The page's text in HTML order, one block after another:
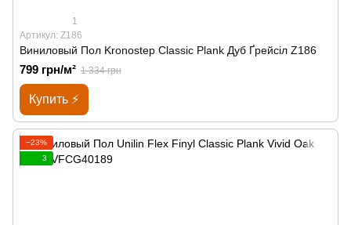
1
Артикул: Z186
Виниловый Пол Kronostep Classic Plank Дуб Ґрейсіл Z186
799 грн/м² 1 334 грн
Купить ⚡
−23%
3